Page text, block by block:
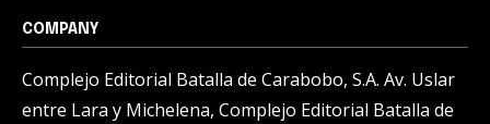
COMPANY
Complejo Editorial Batalla de Carabobo, S.A. Av. Uslar
entre Lara y Michelena, Complejo Editorial Batalla de